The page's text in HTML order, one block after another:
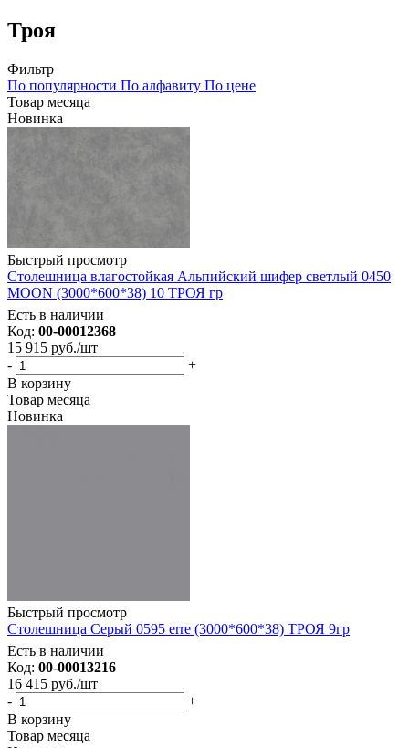
Троя
Фильтр
По популярности По алфавиту По цене
Товар месяца
Новинка
Быстрый просмотр
Столешница влагостойкая Альпийский шифер светлый 0450
MOON (3000*600*38) 10 ТРОЯ гр
Есть в наличии
Код: 00-00012368
15 915 руб./шт
-
+
В корзину
Товар месяца
Новинка
Быстрый просмотр
Столешница Серый 0595 erre (3000*600*38) ТРОЯ 9гр
Есть в наличии
Код: 00-00013216
16 415 руб./шт
-
+
В корзину
Товар месяца